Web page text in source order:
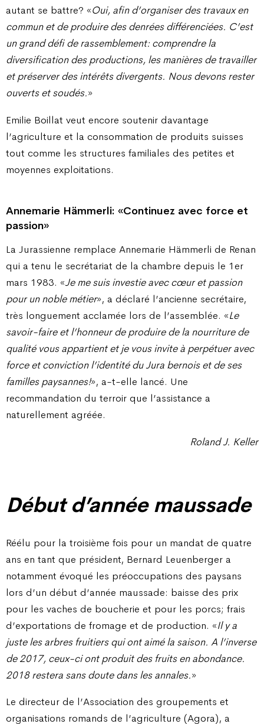
autant se battre? «Oui, afin d’organiser des travaux en
commun et de produire des denrées différenciées. C’est
un grand défi de rassemblement: comprendre la
diversification des productions, les manières de travailler
et préserver des intérêts divergents. Nous devons rester
ouverts et soudés.»
Emilie Boillat veut encore soutenir davantage
l’agriculture et la consommation de produits suisses
tout comme les structures familiales des petites et
moyennes exploitations.
Annemarie Hämmerli: «Continuez avec force et
passion»
La Jurassienne remplace Annemarie Hämmerli de Renan
qui a tenu le secrétariat de la chambre depuis le 1er
mars 1983. «Je me suis investie avec cœur et passion
pour un noble métier», a déclaré l’ancienne secrétaire,
très longuement acclamée lors de l’assemblée. «Le
savoir-faire et l’honneur de produire de la nourriture de
qualité vous appartient et je vous invite à perpétuer avec
force et conviction l’identité du Jura bernois et de ses
familles paysannes!», a-t-elle lancé. Une
recommandation du terroir que l’assistance a
naturellement agréée.
Roland J. Keller
Début d’année maussade
Réélu pour la troisième fois pour un mandat de quatre
ans en tant que président, Bernard Leuenberger a
notamment évoqué les préoccupations des paysans
lors d’un début d’année maussade: baisse des prix
pour les vaches de boucherie et pour les porcs; frais
d’exportations de fromage et de production. «Il y a
juste les arbres fruitiers qui ont aimé la saison. A l’inverse
de 2017, ceux-ci ont produit des fruits en abondance.
2018 restera sans doute dans les annales.»
Le directeur de l’Association des groupements et
organisations romands de l’agriculture (Agora), a